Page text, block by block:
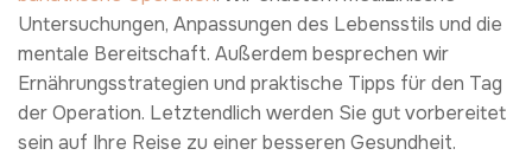
Untersuchungen, Anpassungen des Lebensstils und die
mentale Bereitschaft. Außerdem besprechen wir
Ernährungsstrategien und praktische Tipps für den Tag
der Operation. Letztendlich werden Sie gut vorbereitet
sein auf Ihre Reise zu einer besseren Gesundheit.